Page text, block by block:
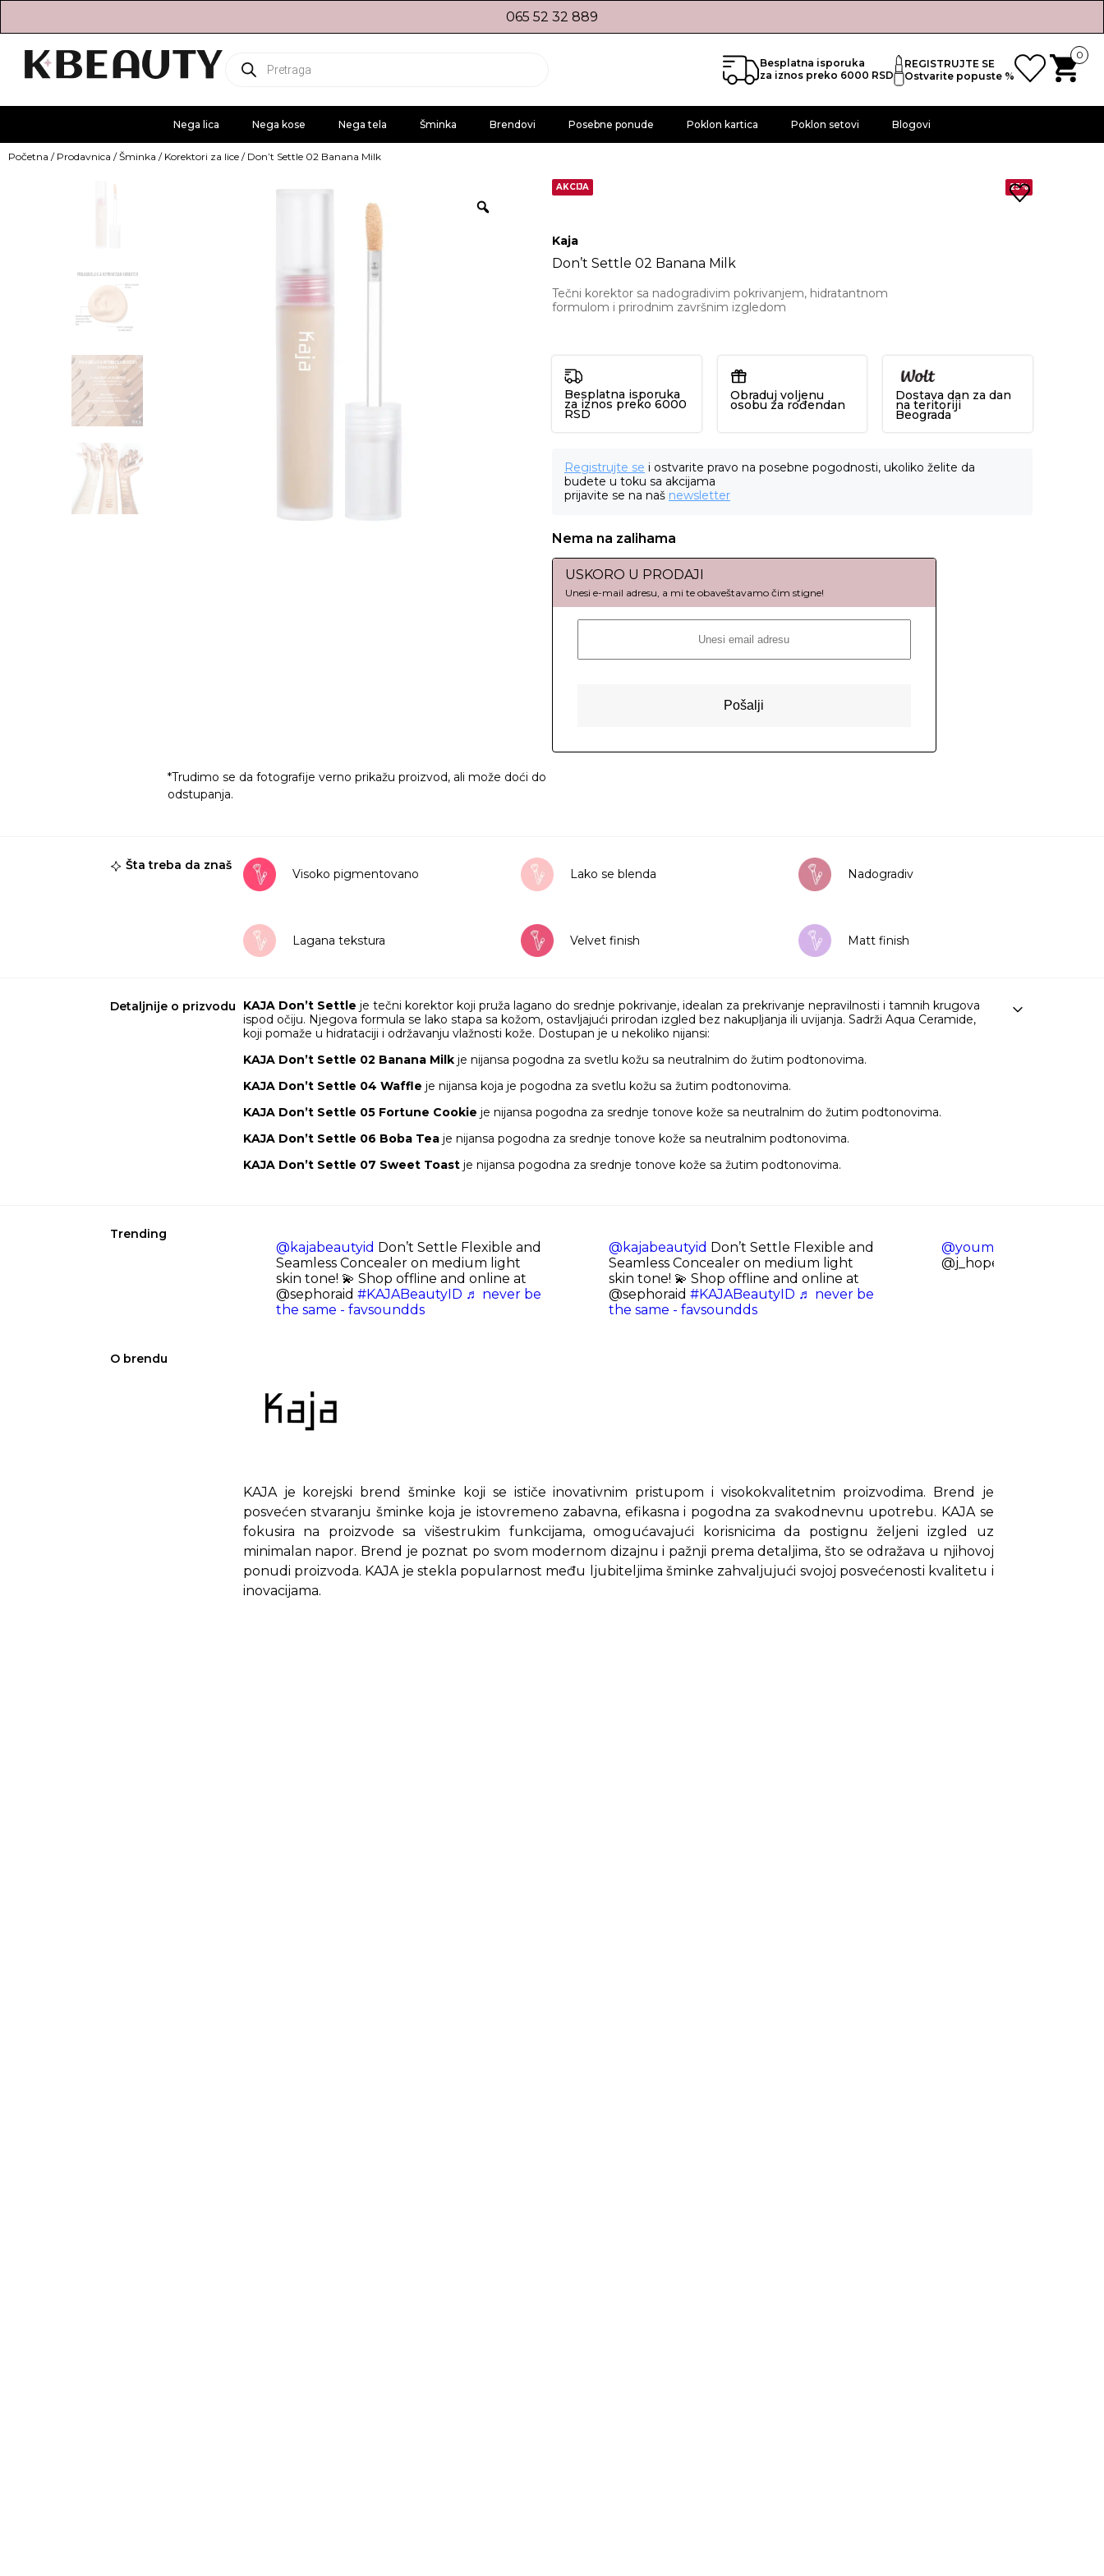
065 52 32 889
Products
search
Besplatna isporuka
za iznos preko 6000 RSD
REGISTRUJTE SE
Ostvarite popuste %
0
Nega lica Nega kose Nega tela Šminka Brendovi Posebne ponude Poklon kartica Poklon setovi Blogovi
Početna / Prodavnica /Šminka / Korektori za lice / Don’t Settle 02 Banana Milk
AKCIJA 25%
Kaja
Don’t Settle 02 Banana Milk
Tečni korektor sa nadogradivim pokrivanjem, hidratantnom
formulom i prirodnim završnim izgledom
Besplatna isporuka
za iznos preko 6000
RSD
Obraduj voljenu
osobu za rođendan
Dostava dan za dan
na teritoriji
Beograda
Registrujte se i ostvarite pravo na posebne pogodnosti, ukoliko želite da
budete u toku sa akcijama
prijavite se na naš newsletter
Nema na zalihama
USKORO U PRODAJI
*Trudimo se da fotografije verno prikažu proizvod, ali može doći do
odstupanja.
Šta treba da znaš
Visoko pigmentovano Lako se blenda Nadogradiv
Lagana tekstura Velvet finish Matt finish
Detaljnije o prizvodu KAJA Don’t Settle je tečni korektor koji pruža lagano do srednje pokrivanje, idealan za prekrivanje nepravilnosti i tamnih krugova
ispod očiju. Njegova formula se lako stapa sa kožom, ostavljajući prirodan izgled bez nakupljanja ili uvijanja. Sadrži Aqua Ceramide,
koji pomaže u hidrataciji i održavanju vlažnosti kože. Dostupan je u nekoliko nijansi:
KAJA Don’t Settle 02 Banana Milkje nijansa pogodna za svetlu kožu sa neutralnim do žutim podtonovima.
KAJA Don’t Settle 04 Waffle je nijansa koja je pogodna za svetlu kožu sa žutim podtonovima.
KAJA Don’t Settle 05 Fortune Cookie je nijansa pogodna za srednje tonove kože sa neutralnim do žutim podtonovima.
KAJA Don’t Settle 06 Boba Teaje nijansa pogodna za srednje tonove kože sa neutralnim podtonovima.
KAJA Don’t Settle 07 Sweet Toastje nijansa pogodna za srednje tonove kože sa žutim podtonovima.
Trending
@kajabeautyid Don’t Settle Flexible and
Seamless Concealer on medium light
skin tone! 💫 Shop offline and online at
@sephoraid #KAJABeautyID ♬ never be
the same - favsoundds
@kajabeautyid Don’t Settle Flexible and
Seamless Concealer on medium light
skin tone! 💫 Shop offline and online at
@sephoraid #KAJABeautyID ♬ never be
the same - favsoundds
@youmeileave
@j_hopesgirlfriend
O brendu
KAJA je korejski brend šminke koji se ističe inovativnim pristupom i visokokvalitetnim proizvodima. Brend je
posvećen stvaranju šminke koja je istovremeno zabavna, efikasna i pogodna za svakodnevnu upotrebu. KAJA se
fokusira na proizvode sa višestrukim funkcijama, omogućavajući korisnicima da postignu željeni izgled uz
minimalan napor. Brend je poznat po svom modernom dizajnu i pažnji prema detaljima, što se odražava u njihovoj
ponudi proizvoda. KAJA je stekla popularnost među ljubiteljima šminke zahvaljujući svojoj posvećenosti kvalitetu i
inovacijama.